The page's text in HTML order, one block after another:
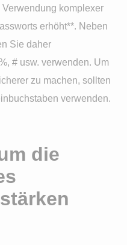
Verwendung komplexer
erhöht**. Neben
Sie daher
# usw. verwenden. Um
zu machen, sollten
verwenden.
die